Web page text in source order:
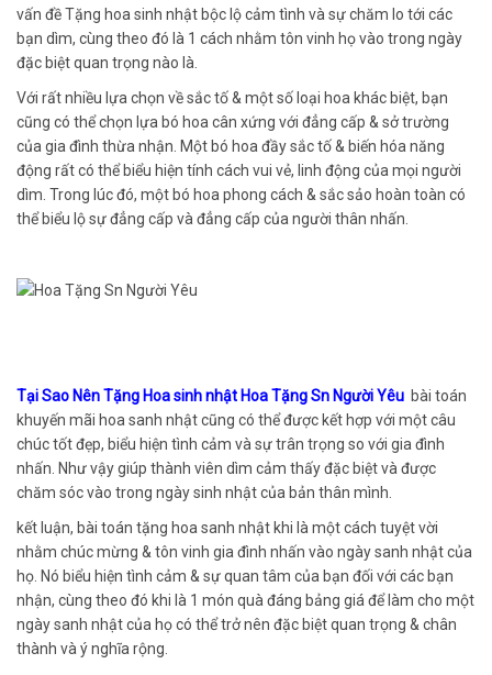
vấn đề Tặng hoa sinh nhật bộc lộ cảm tình và sự chăm lo tới các
bạn dìm, cùng theo đó là 1 cách nhằm tôn vinh họ vào trong ngày
đặc biệt quan trọng nào là.
Với rất nhiều lựa chọn về sắc tố & một số loại hoa khác biệt, bạn
cũng có thể chọn lựa bó hoa cân xứng với đẳng cấp & sở trường
của gia đình thừa nhận. Một bó hoa đầy sắc tố & biến hóa năng
động rất có thể biểu hiện tính cách vui vẻ, linh động của mọi người
dìm. Trong lúc đó, một bó hoa phong cách & sắc sảo hoàn toàn có
thể biểu lộ sự đẳng cấp và đẳng cấp của người thân nhấn.
Tại Sao Nên Tặng Hoa sinh nhật Hoa Tặng Sn Người Yêu bài toán
khuyến mãi hoa sanh nhật cũng có thể được kết hợp với một câu
chúc tốt đẹp, biểu hiện tình cảm và sự trân trọng so với gia đình
nhấn. Như vậy giúp thành viên dìm cảm thấy đặc biệt và được
chăm sóc vào trong ngày sinh nhật của bản thân mình.
kết luận, bài toán tặng hoa sanh nhật khi là một cách tuyệt vời
nhằm chúc mừng & tôn vinh gia đình nhấn vào ngày sanh nhật của
họ. Nó biểu hiện tình cảm & sự quan tâm của bạn đối với các bạn
nhận, cùng theo đó khi là 1 món quà đáng bảng giá để làm cho một
ngày sanh nhật của họ có thể trở nên đặc biệt quan trọng & chân
thành và ý nghĩa rộng.